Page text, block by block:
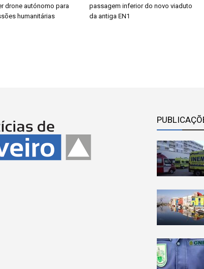
drone autónomo para
humanitárias
passagem inferior do novo viaduto
da antiga EN1